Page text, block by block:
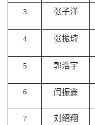
3 张子洋
4 张振琦
5 郭浩宇
6 闫振鑫
7 刘绍翔